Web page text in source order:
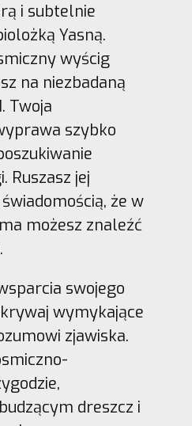
i subtelnie
Yasną.
wyścig
na niezbadaną
Twoja
szybko
Ruszasz jej
że w
możesz znaleźć
swojego
wymykające
zjawiska.
dreszcz i